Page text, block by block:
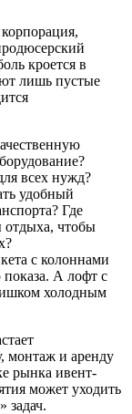
кроется в
лишь пустые
всех нужд?
удобный
Где
отдыха, чтобы
с колоннами
показа. А лофт с
холодным
монтаж и аренду
рынка ивент-
может уходить
задач.